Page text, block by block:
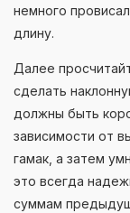
немного
длину.
Далее
сделать
должны быть
зависимости от
гамак, а затем
это всегда
суммам